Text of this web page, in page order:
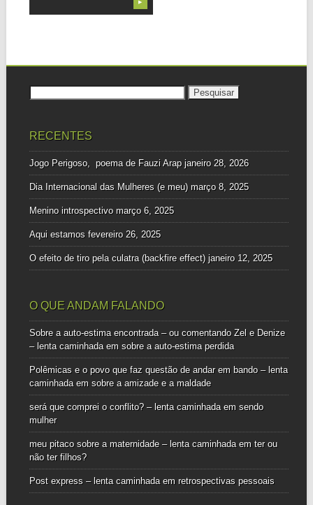
▶
RECENTES
Jogo Perigoso, poema de Fauzi Arap janeiro 28, 2026
Dia Internacional das Mulheres (e meu) março 8, 2025
Menino introspectivo março 6, 2025
Aqui estamos fevereiro 26, 2025
O efeito de tiro pela culatra (backfire effect) janeiro 12, 2025
O QUE ANDAM FALANDO
Sobre a auto-estima encontrada – ou comentando Zel e Denize
– lenta caminhadaem sobre a auto-estima perdida
Polêmicas e o povo que faz questão de andar em bando – lenta
caminhadaem sobre a amizade e a maldade
será que comprei o conflito? – lenta caminhadaem sendo
mulher
meu pitaco sobre a maternidade – lenta caminhadaem ter ou
não ter filhos?
Post express – lenta caminhadaem retrospectivas pessoais